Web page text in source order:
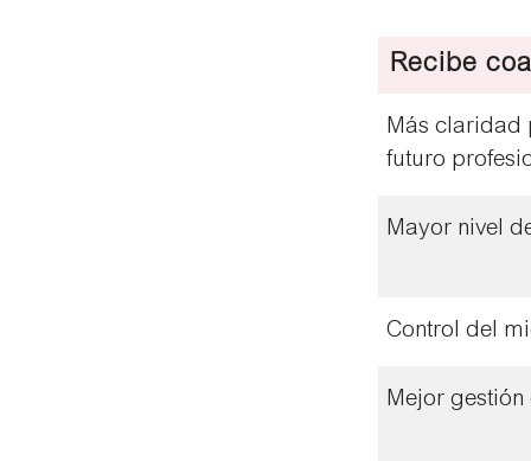
Recibe
Más claridad
futuro
Mayor nivel
Control del
Mejor